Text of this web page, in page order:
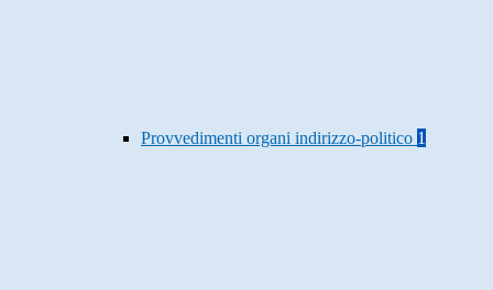
Provvedimenti organi indirizzo-politico 1